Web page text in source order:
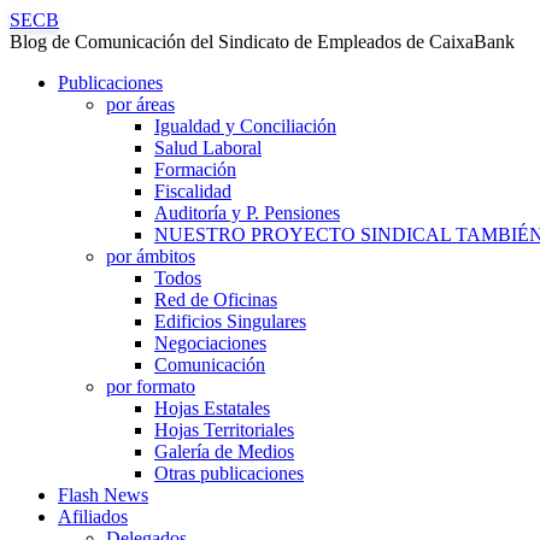
Publicaciones
-
Página
SECB
Blog de Comunicación del Sindicato de Empleados de CaixaBank
SECB
Skip
Publicaciones
por áreas
Igualdad y Conciliación
Salud Laboral
Formación
Fiscalidad
Auditoría y P. Pensiones
NUESTRO PROYECTO SINDICAL
por ámbitos
Todos
Red de Oficinas
Edificios Singulares
Negociaciones
Comunicación
por formato
Hojas Estatales
Hojas Territoriales
Galería de Medios
Otras publicaciones
Flash News
Afiliados